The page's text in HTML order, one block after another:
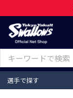
選手で探す